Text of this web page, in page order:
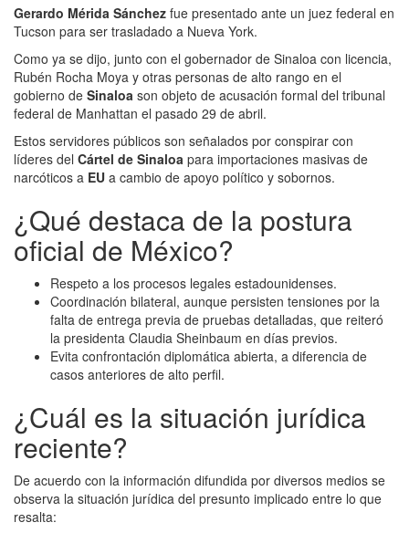
Gerardo Mérida Sánchez fue presentado ante un juez federal en
Tucson para ser trasladado a Nueva York.
Como ya se dijo, junto con el gobernador de Sinaloa con licencia,
Rubén Rocha Moya y otras personas de alto rango en el
gobierno de Sinaloa son objeto de acusación formal del tribunal
federal de Manhattan el pasado 29 de abril.
Estos servidores públicos son señalados por conspirar con
líderes del Cártel de Sinaloa para importaciones masivas de
narcóticos a EU a cambio de apoyo político y sobornos.
¿Qué destaca de la postura
oficial de México?
Respeto a los procesos legales estadounidenses.
Coordinación bilateral, aunque persisten tensiones por la
falta de entrega previa de pruebas detalladas, que reiteró
la presidenta Claudia Sheinbaum en días previos.
Evita confrontación diplomática abierta, a diferencia de
casos anteriores de alto perfil.
¿Cuál es la situación jurídica
reciente?
De acuerdo con la información difundida por diversos medios se
observa la situación jurídica del presunto implicado entre lo que
resalta: